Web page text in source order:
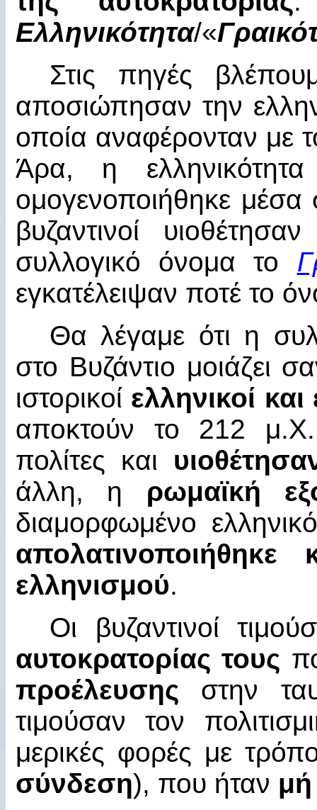
Ελληνικότητα/«
Στις πηγές
αποσιώπησαν την
οποία αναφέρονταν με
Άρα, η
ομογενοποιήθηκε
βυζαντινοί
συλλογικό όνομα το
εγκατέλειψαν ποτέ το
Θα λέγαμε ότι η
στο Βυζάντιο μοιάζει
ιστορικοί ελληνικοί
αποκτούν το 212 μ.Χ.
πολίτες και
άλλη, η ρωμαϊκή
διαμορφωμένο
ελληνισμού.
Οι βυζαντινοί
αυτοκρατορίας τους
προέλευσης στην
τιμούσαν τον
μερικές φορές με
σύνδεση), που ήταν